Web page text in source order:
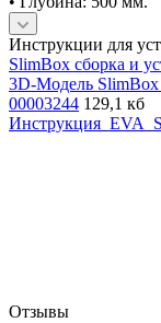
Инструкции для
SlimBox сборка и
3D-Модель
00003244 129,1 кб
Отзывы